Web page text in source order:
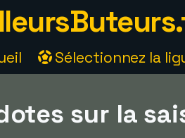
Sélectionnez la
sur la